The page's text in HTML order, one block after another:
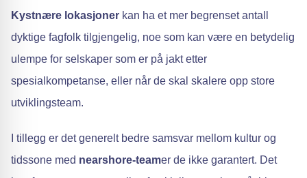
Kystnære lokasjoner kan ha et mer begrenset antall
dyktige fagfolk tilgjengelig, noe som kan være en betydelig
ulempe for selskaper som er på jakt etter
spesialkompetanse, eller når de skal skalere opp store
utviklingsteam.
I tillegg er det generelt bedre samsvar mellom kultur og
tidssone med nearshore-teamer de ikke garantert. Det